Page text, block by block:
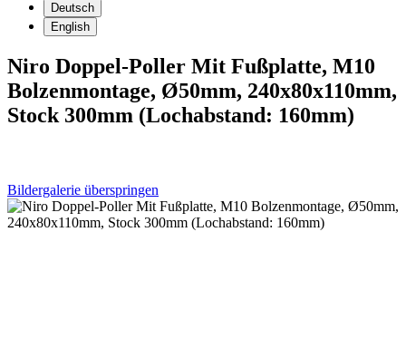
Deutsch
English
Niro Doppel-Poller Mit Fußplatte, M10
Bolzenmontage, Ø50mm, 240x80x110mm,
Stock 300mm (Lochabstand: 160mm)
Bildergalerie überspringen